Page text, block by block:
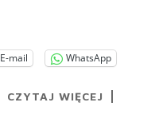
E-mail WhatsApp
CZYTAJ WIĘCEJ